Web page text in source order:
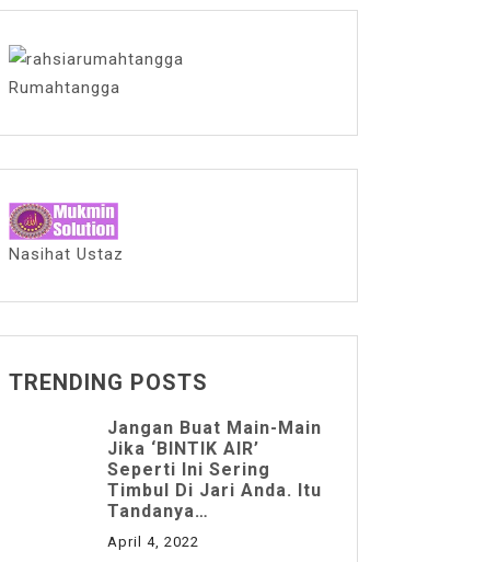
Rumahtangga
Nasihat Ustaz
TRENDING POSTS
Jangan Buat Main-Main
Jika ‘BINTIK AIR’
Seperti Ini Sering
Timbul Di Jari Anda. Itu
Tandanya…
April 4, 2022